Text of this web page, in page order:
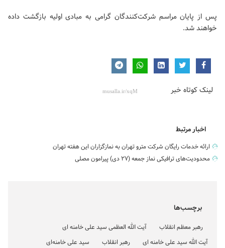
پس از پایان مراسم شرکت‌کنندگان گرامی به مبادی اولیه بازگشت داده
خواهند شد.
لینک کوتاه خبر
اخبار مرتبط
ارائه خدمات رایگان شرکت مترو تهران به نمازگزاران این هفته تهران
محدودیت‌های ترافیکی نماز جمعه (۲۷ دی) پیرامون مصلی
برچسب‌ها
رهبر معظم انقلاب
آیت الله العظمی سید علی خامنه ای
آیت الله سید علی خامنه ای
رهبر انقلاب
سید علی خامنه‌ای